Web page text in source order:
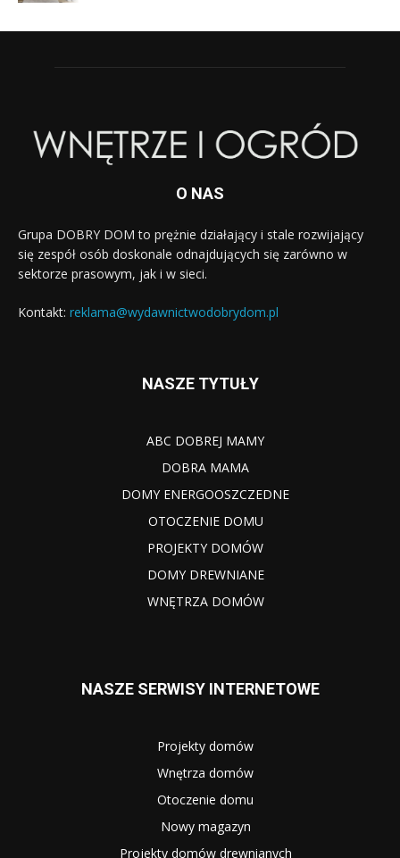
O NAS
Grupa DOBRY DOM to prężnie działający i stale rozwijający
się zespół osób doskonale odnajdujących się zarówno w
sektorze prasowym, jak i w sieci.
Kontakt: reklama@wydawnictwodobrydom.pl
NASZE TYTUŁY
ABC DOBREJ MAMY
DOBRA MAMA
DOMY ENERGOOSZCZEDNE
OTOCZENIE DOMU
PROJEKTY DOMÓW
DOMY DREWNIANE
WNĘTRZA DOMÓW
NASZE SERWISY INTERNETOWE
Projekty domów
Wnętrza domów
Otoczenie domu
Nowy magazyn
Projekty domów drewnianych